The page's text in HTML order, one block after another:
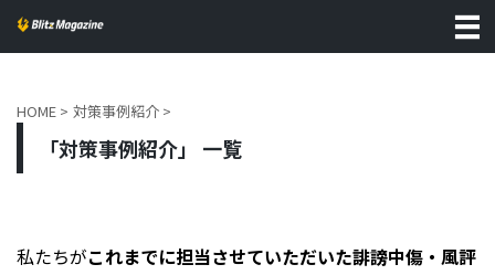
HOME > 対策事例紹介 >
「対策事例紹介」 一覧
私たちがこれまでに担当させていただいた誹謗中傷・風評